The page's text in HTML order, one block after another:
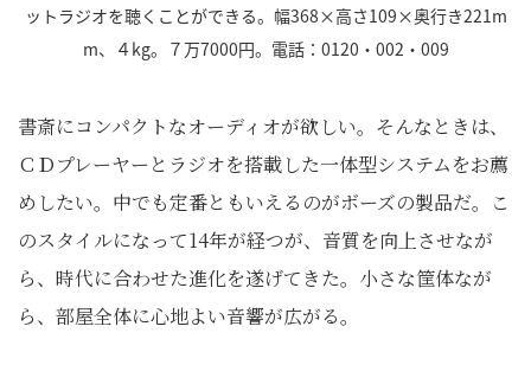
ットラジオを聴くことができる。幅368×高さ109×奥行き221m
m、４kg。７万7000円。電話：0120・002・009
書斎にコンパクトなオーディオが欲しい。そんなときは、
ＣＤプレーヤーとラジオを搭載した一体型システムをお薦
めしたい。中でも定番ともいえるのがボーズの製品だ。こ
のスタイルになって14年が経つが、音質を向上させなが
ら、時代に合わせた進化を遂げてきた。小さな筐体なが
ら、部屋全体に心地よい音響が広がる。